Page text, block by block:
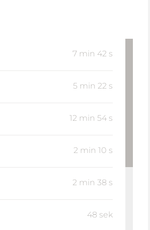
7 min 42 s
5 min 22 s
12 min 54 s
2 min 10 s
2 min 38 s
48 sek